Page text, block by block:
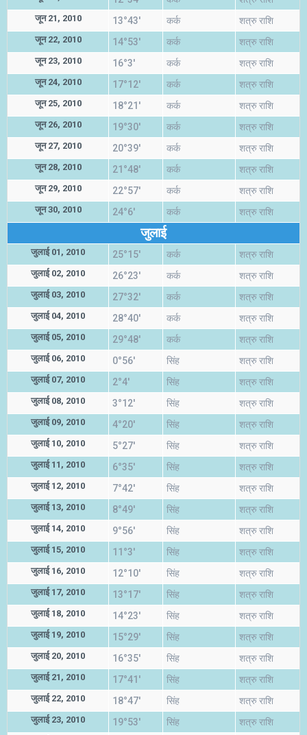
जून 21, 2010 13°43' कर्क शत्रु राशि
जून 22, 2010 14°53' कर्क शत्रु राशि
जून 23, 2010 16°3' कर्क शत्रु राशि
जून 24, 2010 17°12' कर्क शत्रु राशि
जून 25, 2010 18°21' कर्क शत्रु राशि
जून 26, 2010 19°30' कर्क शत्रु राशि
जून 27, 2010 20°39' कर्क शत्रु राशि
जून 28, 2010 21°48' कर्क शत्रु राशि
जून 29, 2010 22°57' कर्क शत्रु राशि
जून 30, 2010 24°6' कर्क शत्रु राशि
जुलाई
जुलाई 01, 2010 25°15' कर्क शत्रु राशि
जुलाई 02, 2010 26°23' कर्क शत्रु राशि
जुलाई 03, 2010 27°32' कर्क शत्रु राशि
जुलाई 04, 2010 28°40' कर्क शत्रु राशि
जुलाई 05, 2010 29°48' कर्क शत्रु राशि
जुलाई 06, 2010 0°56' सिंह शत्रु राशि
जुलाई 07, 2010 2°4' सिंह शत्रु राशि
जुलाई 08, 2010 3°12' सिंह शत्रु राशि
जुलाई 09, 2010 4°20' सिंह शत्रु राशि
जुलाई 10, 2010 5°27' सिंह शत्रु राशि
जुलाई 11, 2010 6°35' सिंह शत्रु राशि
जुलाई 12, 2010 7°42' सिंह शत्रु राशि
जुलाई 13, 2010 8°49' सिंह शत्रु राशि
जुलाई 14, 2010 9°56' सिंह शत्रु राशि
जुलाई 15, 2010 11°3' सिंह शत्रु राशि
जुलाई 16, 2010 12°10' सिंह शत्रु राशि
जुलाई 17, 2010 13°17' सिंह शत्रु राशि
जुलाई 18, 2010 14°23' सिंह शत्रु राशि
जुलाई 19, 2010 15°29' सिंह शत्रु राशि
जुलाई 20, 2010 16°35' सिंह शत्रु राशि
जुलाई 21, 2010 17°41' सिंह शत्रु राशि
जुलाई 22, 2010 18°47' सिंह शत्रु राशि
जुलाई 23, 2010 19°53' सिंह शत्रु राशि